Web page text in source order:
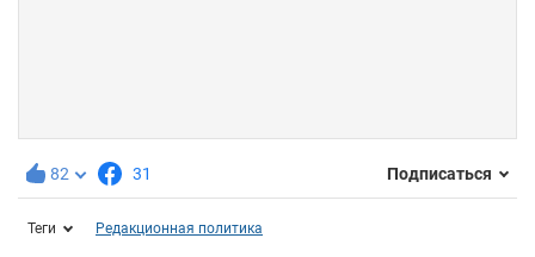
82 31 Подписаться
Теги Редакционная политика